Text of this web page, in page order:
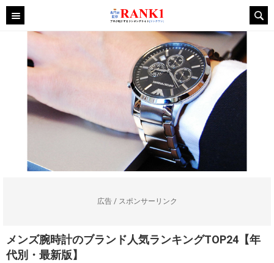
広告 / スポンサーリンク
メンズ腕時計のブランド人気ランキングTOP24【年
代別・最新版】